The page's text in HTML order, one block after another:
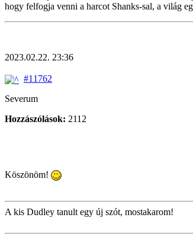
hogy felfogja venni a harcot Shanks-sal, a világ
2023.02.22. 23:36
#11762
Severum
Hozzászólások: 2112
Köszönöm!
A kis Dudley tanult egy új szót, mostakarom!